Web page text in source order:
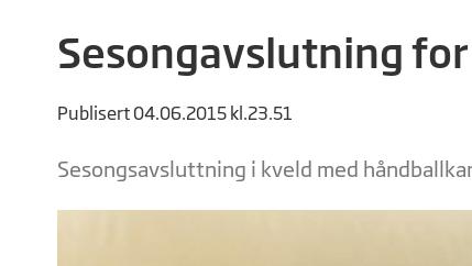
Sesongavslutning
Publisert 04.06.2015 kl.23.51
Sesongsavsluttning i kveld med